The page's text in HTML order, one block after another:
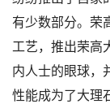
有少数部分。荣
工艺，推出荣高
内人士的眼球，
性能成为了大理